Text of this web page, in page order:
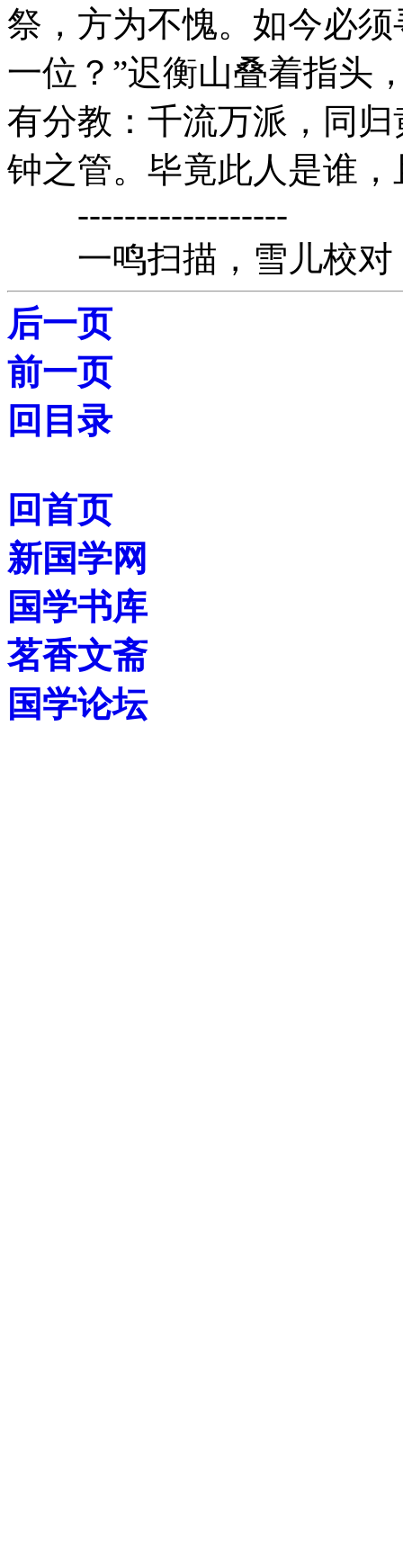
祭，方为不愧。如今必
一位？”迟衡山叠着指头
有分教：千流万派，同
钟之管。毕竟此人是谁
------------------
一鸣扫描，雪儿校对
后一页
前一页
回目录
回首页
新国学网
国学书库
茗香文斋
国学论坛